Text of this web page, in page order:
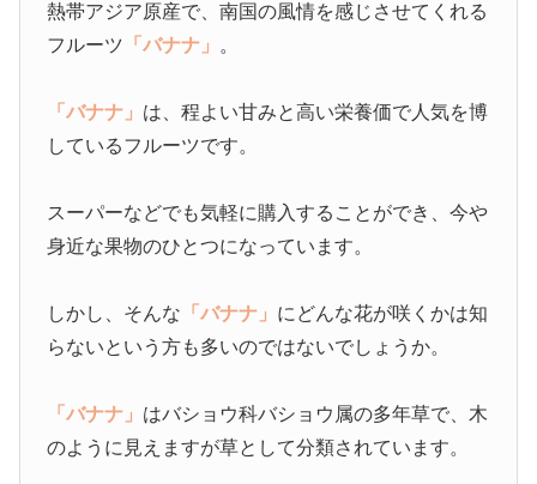
熱帯アジア原産で、南国の風情を感じさせてくれる
フルーツ 「バナナ」 。
「バナナ」 は、程よい甘みと高い栄養価で人気を博
しているフルーツです。
スーパーなどでも気軽に購入することができ、今や
身近な果物のひとつになっています。
しかし、そんな 「バナナ」 にどんな花が咲くかは知
らないという方も多いのではないでしょうか。
「バナナ」 はバショウ科バショウ属の多年草で、木
のように見えますが草として分類されています。